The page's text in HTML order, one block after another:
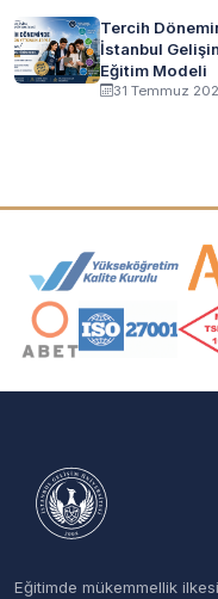
Tercih
İstanbul
Eğitim Modeli
31 Temmuz
Akreditasyon
Eğitimde mükemmellik